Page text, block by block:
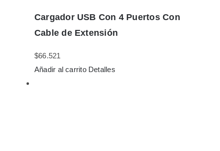
Cargador USB Con 4 Puertos Con
Cable de Extensión
$66.521
Añadir al carrito Detalles